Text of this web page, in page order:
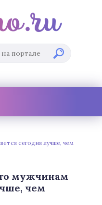
сегодня лучше, чем
мужчинам
чем